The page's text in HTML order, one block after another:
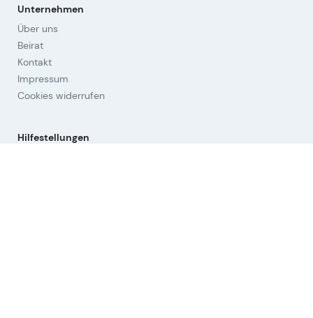
Unternehmen
Über uns
Beirat
Kontakt
Impressum
Cookies widerrufen
Hilfestellungen